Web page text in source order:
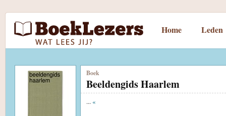
Home Leden
Boek
Beeldengids Haarlem
... «